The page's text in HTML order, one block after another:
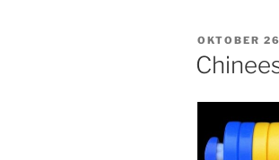
GEPLAATST
OP
OKTOBER